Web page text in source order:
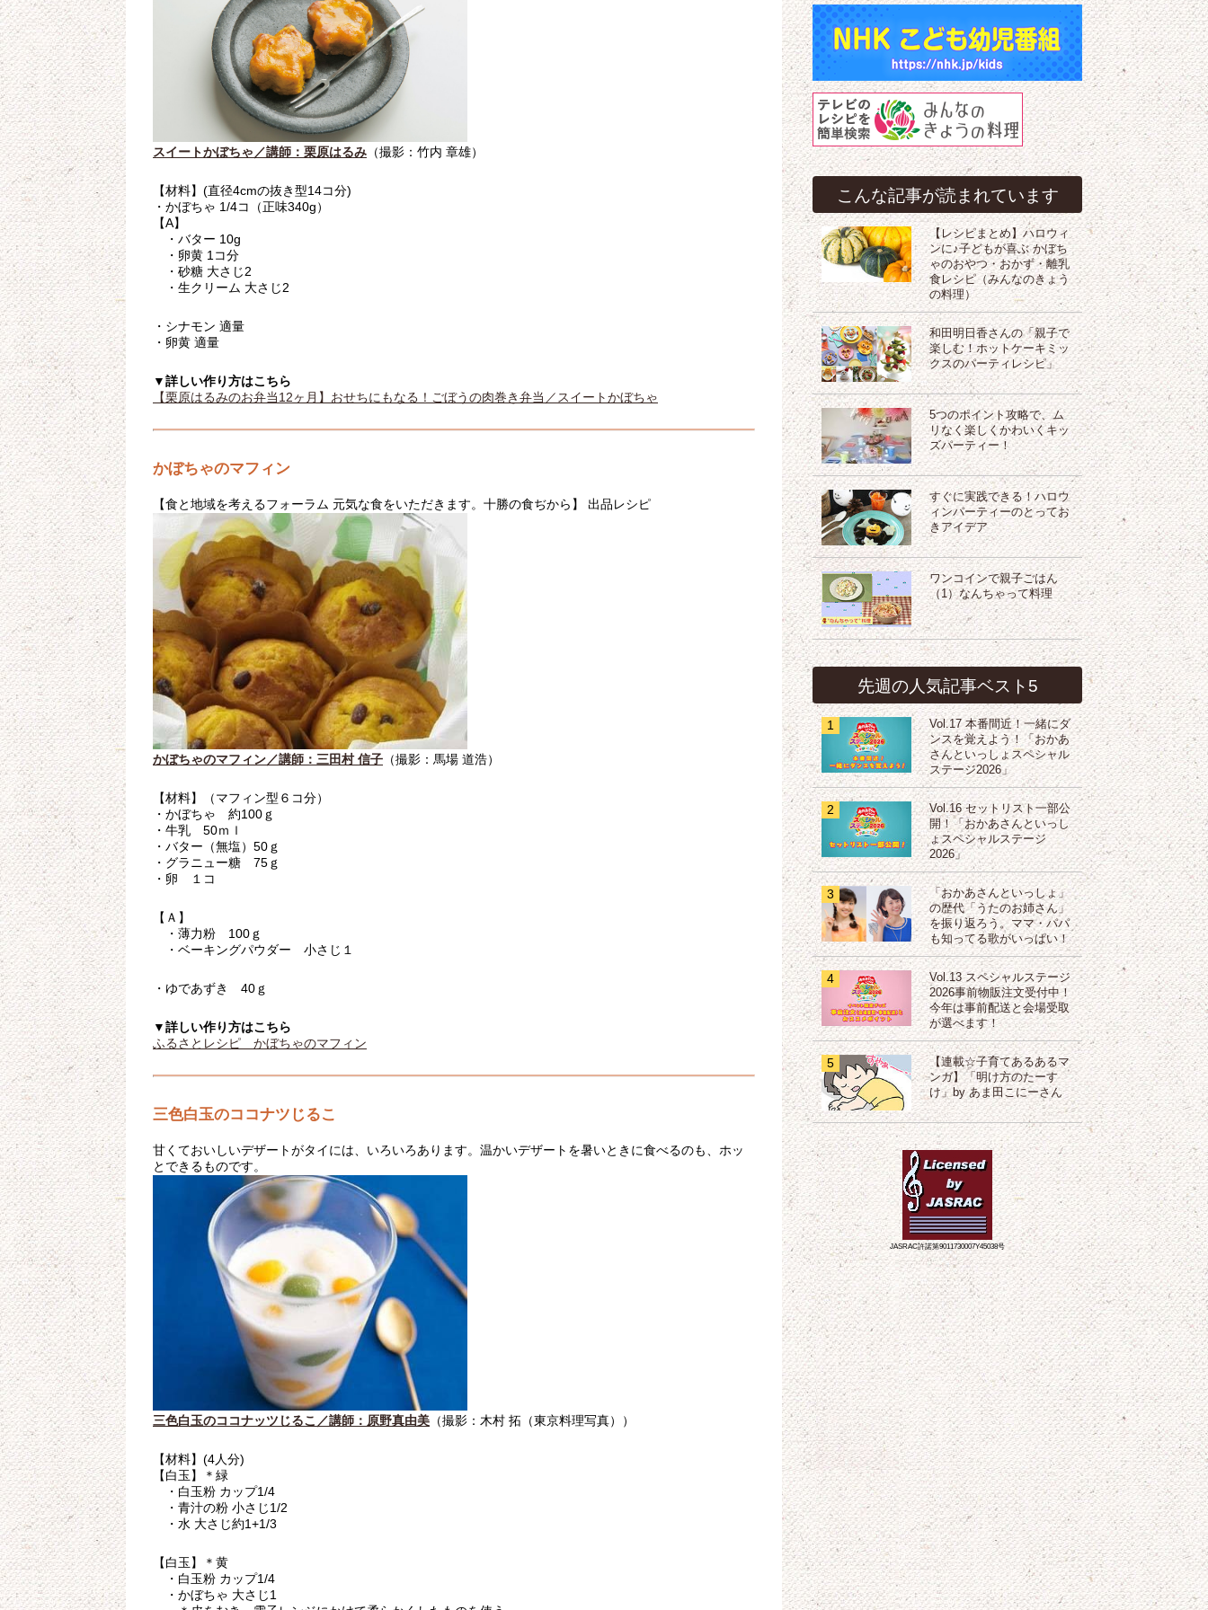
スイートかぼちゃ／講師：栗原はるみ （撮影：竹内 章雄）
【材料】(直径4cmの抜き型14コ分)
・かぼちゃ 1/4コ（正味340g）
【A】
・バター 10g
・卵黄 1コ分
・砂糖 大さじ2
・生クリーム 大さじ2
・シナモン 適量
・卵黄 適量
▼詳しい作り方はこちら
【栗原はるみのお弁当12ヶ月】おせちにもなる！ごぼうの肉巻き弁当／スイートかぼちゃ
かぼちゃのマフィン
【食と地域を考えるフォーラム 元気な食をいただきます。十勝の食ぢから】 出品レシピ
かぼちゃのマフィン／講師：三田村 信子 （撮影：馬場 道浩）
【材料】（マフィン型６コ分）
・かぼちゃ 約100ｇ
・牛乳 50ｍｌ
・バター（無塩）50ｇ
・グラニュー糖 75ｇ
・卵 １コ
【Ａ】
・薄力粉 100ｇ
・ベーキングパウダー 小さじ１
・ゆであずき 40ｇ
▼詳しい作り方はこちら
ふるさとレシピ かぼちゃのマフィン
三色白玉のココナツじるこ
甘くておいしいデザートがタイには、いろいろあります。温かいデザートを暑いときに食べるのも、ホッ
とできるものです。
三色白玉のココナッツじるこ／講師：原野真由美 （撮影：木村 拓（東京料理写真））
【材料】(4人分)
【白玉】＊緑
・白玉粉 カップ1/4
・青汁の粉 小さじ1/2
・水 大さじ約1+1/3
【白玉】＊黄
・白玉粉 カップ1/4
・かぼちゃ 大さじ1
こんな記事が読まれています
【レシピまとめ】ハロウィ
ンに♪子どもが喜ぶ かぼち
ゃのおやつ・おかず・離乳
食レシピ（みんなのきょう
の料理）
和田明日香さんの「親子で
楽しむ！ホットケーキミッ
クスのパーティレシピ」
5つのポイント攻略で、ム
リなく楽しくかわいくキッ
ズパーティー！
すぐに実践できる！ハロウ
ィンパーティーのとってお
きアイデア
ワンコインで親子ごはん
（1）なんちゃって料理
先週の人気記事ベスト5
1
Vol.17 本番間近！一緒にダ
ンスを覚えよう！「おかあ
さんといっしょスペシャル
ステージ2026」
2
Vol.16 セットリスト一部公
開！「おかあさんといっし
ょスペシャルステージ
2026」
3
「おかあさんといっしょ」
の歴代「うたのお姉さん」
を振り返ろう。ママ・パパ
も知ってる歌がいっぱい！
4
Vol.13 スペシャルステージ
2026事前物販注文受付中！
今年は事前配送と会場受取
が選べます！
5
【連載☆子育てあるあるマ
ンガ】「明け方のたーす
け」by あま田こにーさん
JASRAC許諾第9011730007Y45038号